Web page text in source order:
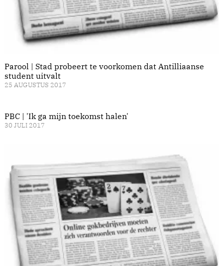
Parool | Stad probeert te voorkomen dat Antilliaanse
student uitvalt
25 AUGUSTUS 2017
PBC | 'Ik ga mijn toekomst halen'
30 JULI 2017